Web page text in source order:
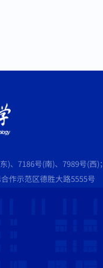
、7186号(南)、7989号(西)；
示范区德胜大路5555号